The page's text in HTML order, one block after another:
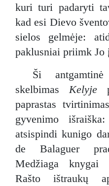
kuri turi padaryti
kad esi Dievo
sielos gelmėje:
paklusniai priimk Jo
Ši
skelbimas Kelyje
paprastas
gyvenimo
atsispindi kunigo
de Balaguer
Medžiaga knygai
Rašto ištraukų